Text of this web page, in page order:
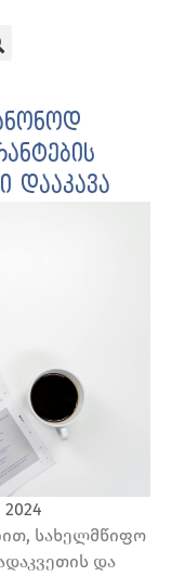
დააკავა
სახელმწიფო
და